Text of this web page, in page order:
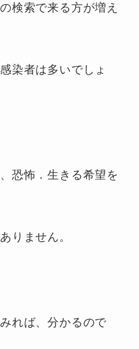
検索で来る方が増え
染者は多いでしょ
恐怖．生きる希望を
りません。
れば、分かるので